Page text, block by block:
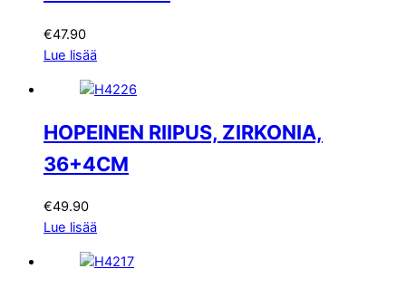
€47.90
Lue lisää
HOPEINEN RIIPUS, ZIRKONIA,
36+4CM
€49.90
Lue lisää